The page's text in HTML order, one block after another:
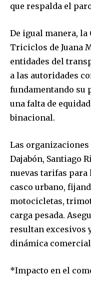
que respalda el
De igual manera, la
Triciclos de Juana
entidades del
a las autoridades
fundamentando su
una falta de
binacional.
Las
Dajabón, Santiago
nuevas tarifas
casco urbano,
motocicletas,
carga pesada.
resultan excesivos
dinámica
*Impacto en el